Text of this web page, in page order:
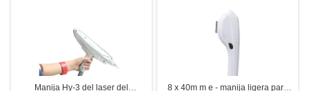
Manija Hy-3 del laser del
8 x 40m m e - manija ligera para